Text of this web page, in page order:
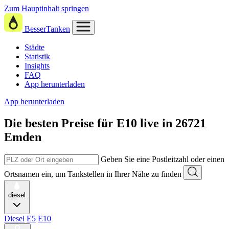
Zum Hauptinhalt springen
BesserTanken
Städte
Statistik
Insights
FAQ
App herunterladen
App herunterladen
Die besten Preise für E10 live in 26721
Emden
Geben Sie eine Postleitzahl oder einen
Ortsnamen ein, um Tankstellen in Ihrer Nähe zu finden
diesel
Diesel E5 E10